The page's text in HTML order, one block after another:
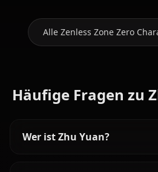
Alle Zenless Zone Zero
Häufige Fragen zu
Wer ist Zhu Yuan?